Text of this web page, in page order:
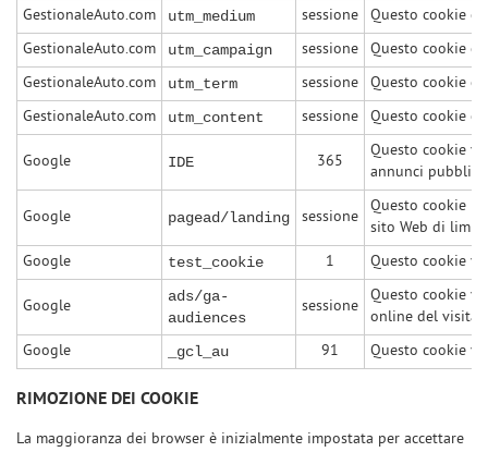
GestionaleAuto.com
utm_medium sessione
Questo cookie
GestionaleAuto.com
utm_campaign sessione
Questo cookie
GestionaleAuto.com
utm_term sessione
Questo cookie
GestionaleAuto.com
utm_content sessione Questo cookie
Google IDE 365
Questo cookie
annunci
Google pagead/landing sessione
Questo cookie
sito Web di
Google
test_cookie 1 Questo cookie
Google
ads/ga-
audiences
sessione
Questo cookie
online del
Google
_gcl_au 91 Questo cookie
RIMOZIONE DEI COOKIE
La maggioranza dei browser è inizialmente impostata per accettare